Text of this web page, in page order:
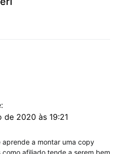
2020 às 19:21
a montar uma copy